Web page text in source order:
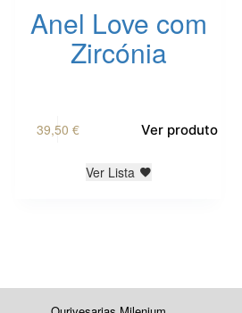
Anel Love com
Zircónia
39,50 € Ver produto
product
Ver Lista